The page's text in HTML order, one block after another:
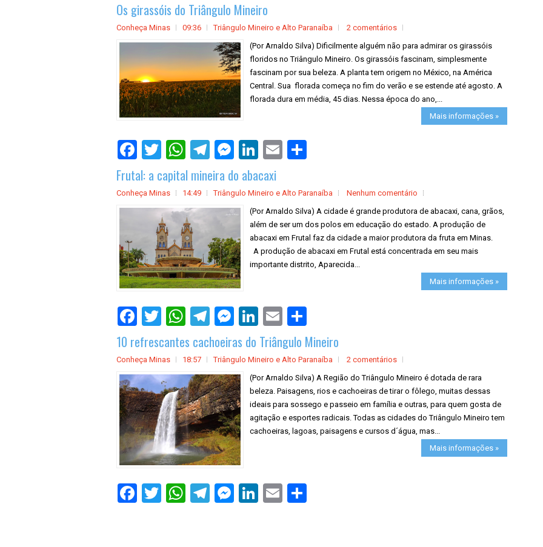
Os girassóis do Triângulo Mineiro
Conheça Minas 09:36 Triângulo Mineiro e Alto Paranaíba
2 comentários
(Por Arnaldo Silva) Dificilmente alguém não para admirar os girassóis
floridos no Triângulo Mineiro. Os girassóis fascinam, simplesmente
fascinam por sua beleza. A planta tem origem no México, na América
Central. Sua florada começa no fim do verão e se estende até agosto. A
florada dura em média, 45 dias. Nessa época do ano,...
Mais informações »
Frutal: a capital mineira do abacaxi
Conheça Minas 14:49 Triângulo Mineiro e Alto Paranaíba
Nenhum comentário
(Por Arnaldo Silva) A cidade é grande produtora de abacaxi, cana, grãos,
além de ser um dos polos em educação do estado. A produção de
abacaxi em Frutal faz da cidade a maior produtora da fruta em Minas.
A produção de abacaxi em Frutal está concentrada em seu mais
importante distrito, Aparecida...
Mais informações »
r
e
10 refrescantes cachoeiras do Triângulo Mineiro
Conheça Minas 18:57 Triângulo Mineiro e Alto Paranaíba
2 comentários
(Por Arnaldo Silva) A Região do Triângulo Mineiro é dotada de rara
beleza. Paisagens, rios e cachoeiras de tirar o fôlego, muitas dessas
ideais para sossego e passeio em família e outras, para quem gosta de
agitação e esportes radicais. Todas as cidades do Triângulo Mineiro tem
cachoeiras, lagoas, paisagens e cursos d´água, mas...
Mais informações »